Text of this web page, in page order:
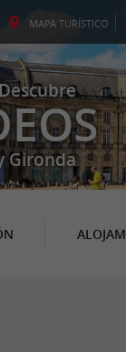
MAPA TURÍSTICO
Gironda